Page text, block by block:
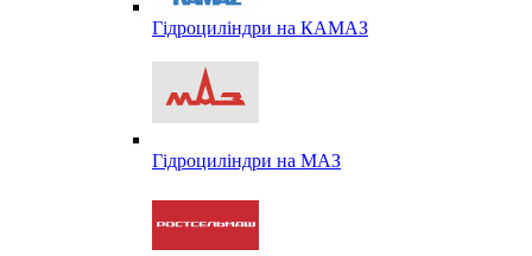
Гідроциліндри на КАМАЗ
Гідроциліндри на МАЗ